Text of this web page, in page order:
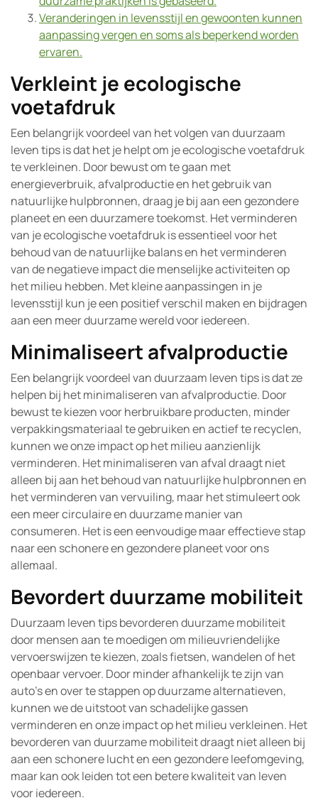
Veranderingen in levensstijl en gewoonten kunnen
aanpassing vergen en soms als beperkend worden
ervaren.
Verkleint je ecologische
voetafdruk
Een belangrijk voordeel van het volgen van duurzaam
leven tips is dat het je helpt om je ecologische voetafdruk
te verkleinen. Door bewust om te gaan met
energieverbruik, afvalproductie en het gebruik van
natuurlijke hulpbronnen, draag je bij aan een gezondere
planeet en een duurzamere toekomst. Het verminderen
van je ecologische voetafdruk is essentieel voor het
behoud van de natuurlijke balans en het verminderen
van de negatieve impact die menselijke activiteiten op
het milieu hebben. Met kleine aanpassingen in je
levensstijl kun je een positief verschil maken en bijdragen
aan een meer duurzame wereld voor iedereen.
Minimaliseert afvalproductie
Een belangrijk voordeel van duurzaam leven tips is dat ze
helpen bij het minimaliseren van afvalproductie. Door
bewust te kiezen voor herbruikbare producten, minder
verpakkingsmateriaal te gebruiken en actief te recyclen,
kunnen we onze impact op het milieu aanzienlijk
verminderen. Het minimaliseren van afval draagt niet
alleen bij aan het behoud van natuurlijke hulpbronnen en
het verminderen van vervuiling, maar het stimuleert ook
een meer circulaire en duurzame manier van
consumeren. Het is een eenvoudige maar effectieve stap
naar een schonere en gezondere planeet voor ons
allemaal.
Bevordert duurzame mobiliteit
Duurzaam leven tips bevorderen duurzame mobiliteit
door mensen aan te moedigen om milieuvriendelijke
vervoerswijzen te kiezen, zoals fietsen, wandelen of het
openbaar vervoer. Door minder afhankelijk te zijn van
auto’s en over te stappen op duurzame alternatieven,
kunnen we de uitstoot van schadelijke gassen
verminderen en onze impact op het milieu verkleinen. Het
bevorderen van duurzame mobiliteit draagt niet alleen bij
aan een schonere lucht en een gezondere leefomgeving,
maar kan ook leiden tot een betere kwaliteit van leven
voor iedereen.